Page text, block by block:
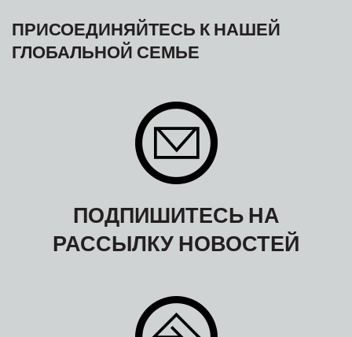
ПРИСОЕДИНЯЙТЕСЬ К НАШЕЙ
ГЛОБАЛЬНОЙ СЕМЬЕ
ПОДПИШИТЕСЬ НА
РАССЫЛКУ НОВОСТЕЙ